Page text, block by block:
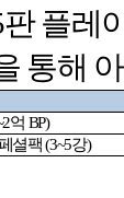
판 플레
통해
억 BP)
셜팩(3~5강)